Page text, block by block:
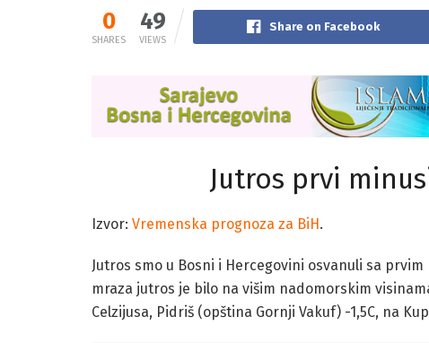
0
SHARES
49
VIEWS
Share on Facebook
Jutros prvi
Izvor: Vremenska prognoza za BiH.
Jutros smo u Bosni i Hercegovini osvanuli sa
mraza jutros je bilo na višim nadomorskim
Celzijusa, Pidriš (opština Gornji Vakuf) -1,5C, na